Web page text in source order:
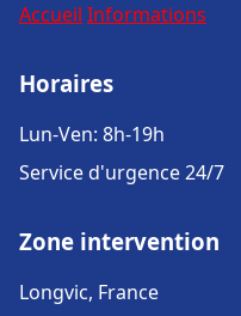
Accueil Informations
Horaires
Lun-Ven: 8h-19h
Service d'urgence 24/7
Zone intervention
Longvic, France